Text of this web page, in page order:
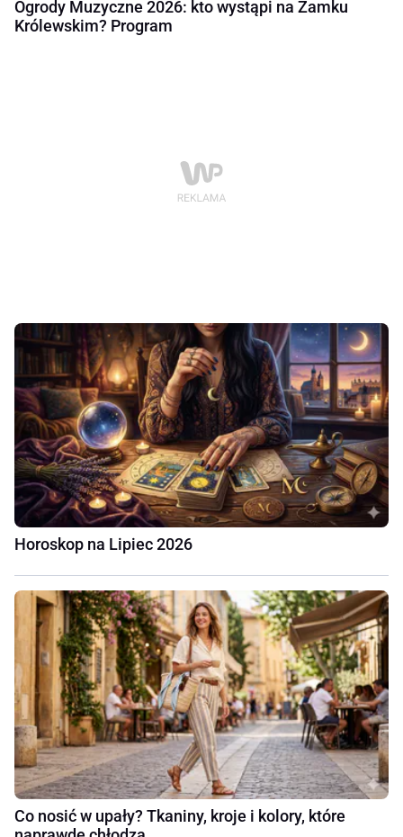
Ogrody Muzyczne 2026: kto wystąpi na Zamku
Królewskim? Program
Horoskop na Lipiec 2026
Co nosić w upały? Tkaniny, kroje i kolory, które